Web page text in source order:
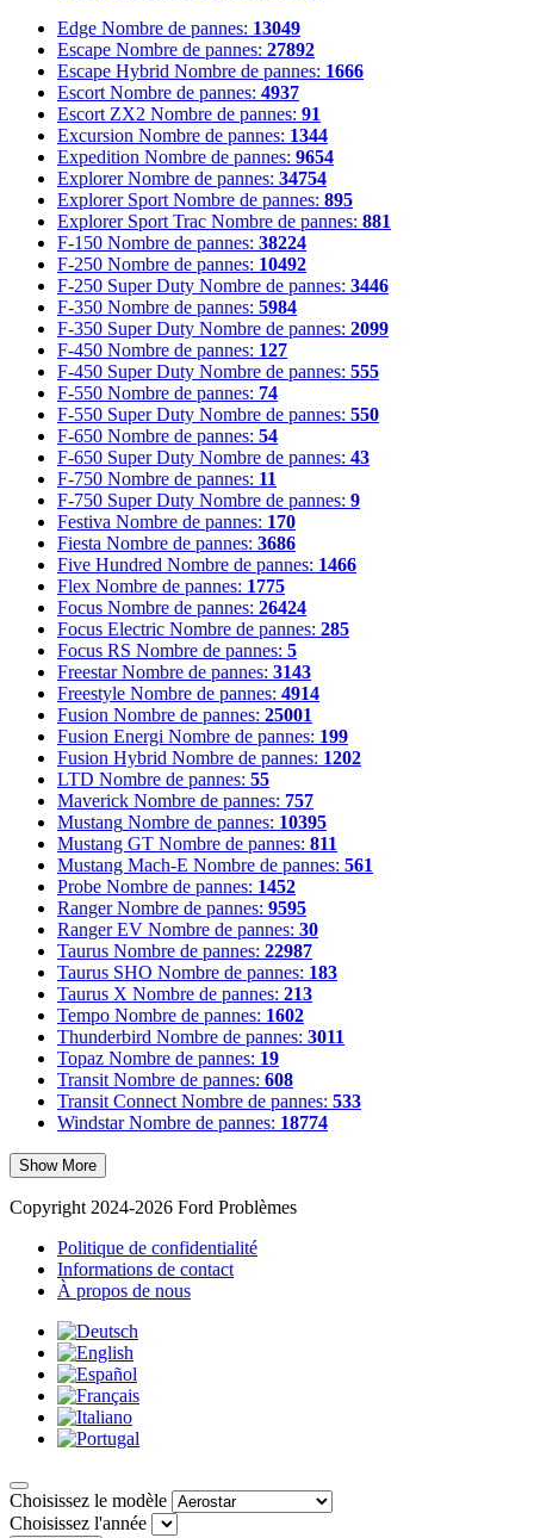
Edge Nombre de pannes: 13049
Escape Nombre de pannes: 27892
Escape Hybrid Nombre de pannes: 1666
Escort Nombre de pannes: 4937
Escort ZX2 Nombre de pannes: 91
Excursion Nombre de pannes: 1344
Expedition Nombre de pannes: 9654
Explorer Nombre de pannes: 34754
Explorer Sport Nombre de pannes: 895
Explorer Sport Trac Nombre de pannes: 881
F-150 Nombre de pannes: 38224
F-250 Nombre de pannes: 10492
F-250 Super Duty Nombre de pannes: 3446
F-350 Nombre de pannes: 5984
F-350 Super Duty Nombre de pannes: 2099
F-450 Nombre de pannes: 127
F-450 Super Duty Nombre de pannes: 555
F-550 Nombre de pannes: 74
F-550 Super Duty Nombre de pannes: 550
F-650 Nombre de pannes: 54
F-650 Super Duty Nombre de pannes: 43
F-750 Nombre de pannes: 11
F-750 Super Duty Nombre de pannes: 9
Festiva Nombre de pannes: 170
Fiesta Nombre de pannes: 3686
Five Hundred Nombre de pannes: 1466
Flex Nombre de pannes: 1775
Focus Nombre de pannes: 26424
Focus Electric Nombre de pannes: 285
Focus RS Nombre de pannes: 5
Freestar Nombre de pannes: 3143
Freestyle Nombre de pannes: 4914
Fusion Nombre de pannes: 25001
Fusion Energi Nombre de pannes: 199
Fusion Hybrid Nombre de pannes: 1202
LTD Nombre de pannes: 55
Maverick Nombre de pannes: 757
Mustang Nombre de pannes: 10395
Mustang GT Nombre de pannes: 811
Mustang Mach-E Nombre de pannes: 561
Probe Nombre de pannes: 1452
Ranger Nombre de pannes: 9595
Ranger EV Nombre de pannes: 30
Taurus Nombre de pannes: 22987
Taurus SHO Nombre de pannes: 183
Taurus X Nombre de pannes: 213
Tempo Nombre de pannes: 1602
Thunderbird Nombre de pannes: 3011
Topaz Nombre de pannes: 19
Transit Nombre de pannes: 608
Transit Connect Nombre de pannes: 533
Windstar Nombre de pannes: 18774
Show More
Copyright 2024-2026 Ford Problèmes
Politique de confidentialité
Informations de contact
À propos de nous
Choisissez le modèle
Choisissez l'année